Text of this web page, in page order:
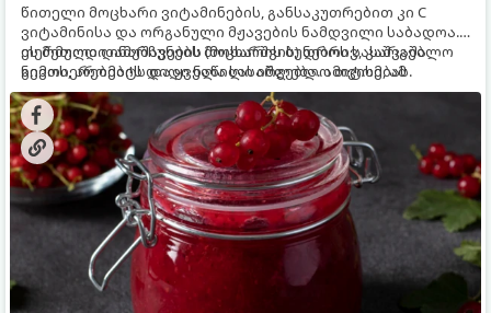
წითელი მოცხარი ვიტამინების, განსაკუთრებით კი C
ვიტამინისა და ორგანული მჟავების ნამდვილი საბადოა.
თერმული დამუშავების (მოხარშვის) დროს სასარგებლო
ნივთიერებების დიდი ნაწილი იშლება. ამიტომ, ამ
კენკრის ზამთრისთვის შესანახად საუკეთესო გზა
„ცოცხალი ჯემის“ მომზადებაა - მოხარშვის გარეშე.
ეს მეთოდი ინარჩუნებს მოცხარის ბუნებრივ, კაშკაშა
გემოს, არომატს და ყველა სასარგებლო თვისებას.